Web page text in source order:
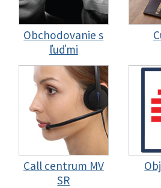
Obchodovanie s
ľuďmi
Call centrum MV
SR